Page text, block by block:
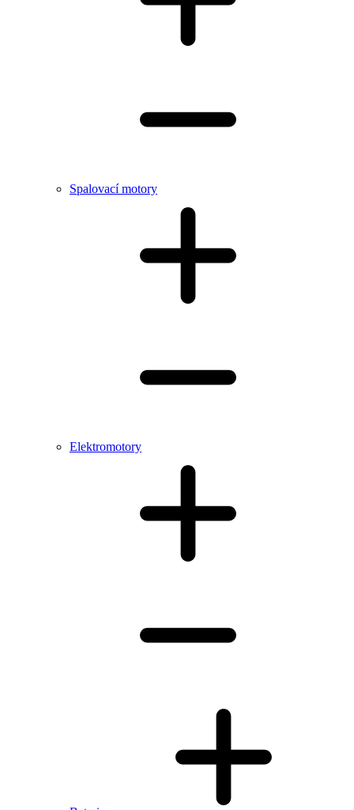
Spalovací motory
Elektromotory